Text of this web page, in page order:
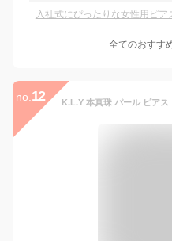
入社式にぴったりな女性用ピア
全てのおすす
no. 12